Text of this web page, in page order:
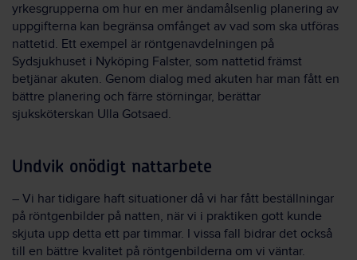
yrkesgrupperna om hur en mer ändamålsenlig planering av
uppgifterna kan begränsa omfånget av vad som ska utföras
nattetid. Ett exempel är röntgenavdelningen på
Sydsjukhuset i Nyköping Falster, som nattetid främst
betjänar akuten. Genom dialog med akuten har man fått en
bättre planering och färre störningar, berättar
sjuksköterskan Ulla Gotsaed.
Undvik onödigt nattarbete
– Vi har tidigare haft situationer då vi har fått beställningar
på röntgenbilder på natten, när vi i praktiken gott kunde
skjuta upp detta ett par timmar. I vissa fall bidrar det också
till en bättre kvalitet på röntgenbilderna om vi väntar.